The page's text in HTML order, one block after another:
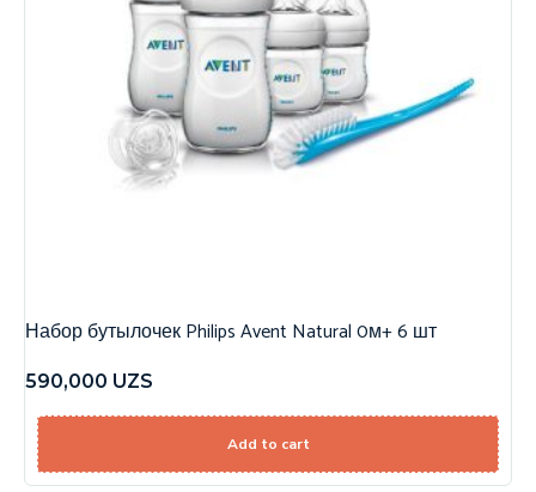
Набор бутылочек Philips Avent Natural 0м+ 6 шт
590,000 UZS
Add to cart